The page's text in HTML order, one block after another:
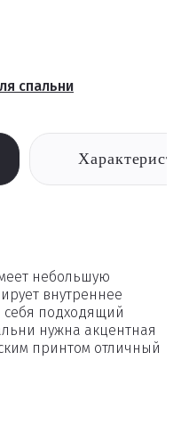
спальни
небольшую
внутреннее
себя подходящий
нужна акцентная
принтом отличный